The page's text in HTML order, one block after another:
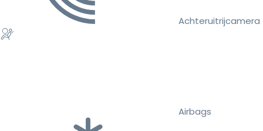
Achteruitrijcamera
Airbags